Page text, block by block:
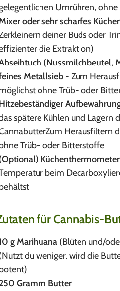
Umrühren, ohne
oder sehr scharfes
deiner Buds oder
die Extraktion)
(Nussmilchbeutel,
Metallsieb - Zum
ohne Trüb- oder
spätere Kühlen und Lagern
Herausfiltern
Trüb- oder Bitterstoffe
Küchenthermometer
beim
für Cannabis-
g Marihuana (Blüten und/
du weniger, wird die
Gramm Butter